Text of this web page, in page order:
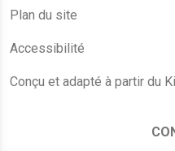
Plan du site
Accessibilité
Conçu et adapté à partir du